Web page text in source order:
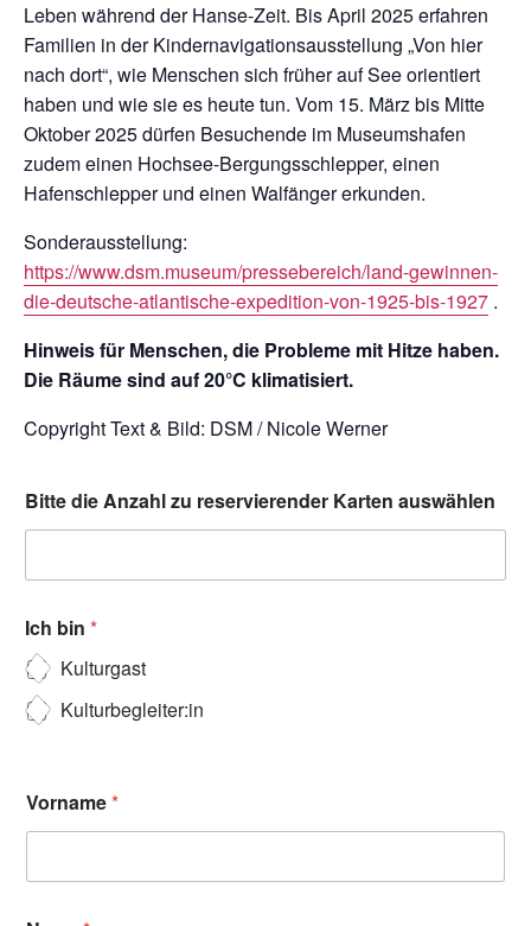
Leben während der Hanse-Zeit. Bis April 2025 erfahren
Familien in der Kindernavigationsausstellung „Von hier
nach dort“, wie Menschen sich früher auf See orientiert
haben und wie sie es heute tun. Vom 15. März bis Mitte
Oktober 2025 dürfen Besuchende im Museumshafen
zudem einen Hochsee-Bergungsschlepper, einen
Hafenschlepper und einen Walfänger erkunden.
Sonderausstellung:
https://www.dsm.museum/pressebereich/land-gewinnen-
die-deutsche-atlantische-expedition-von-1925-bis-1927 .
Hinweis für Menschen, die Probleme mit Hitze haben.
Die Räume sind auf 20°C klimatisiert.
Copyright Text & Bild: DSM / Nicole Werner
Bitte die Anzahl zu reservierender Karten auswählen
Ich bin *
Kulturgast
Kulturbegleiter:in
Vorname*